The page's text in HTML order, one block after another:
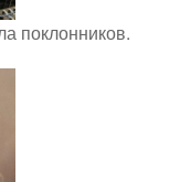
поклонников.